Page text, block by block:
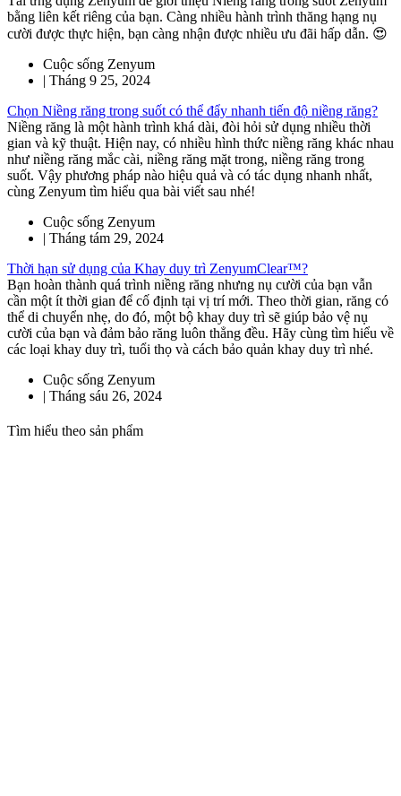
bằng liên kết riêng của bạn. Càng nhiều hành trình thăng hạng nụ
cười được thực hiện, bạn càng nhận được nhiều ưu đãi hấp dẫn. 😍
Cuộc sống Zenyum
| Tháng 9 25, 2024
Chọn Niềng răng trong suốt có thể đẩy nhanh tiến độ niềng răng?
Niềng răng là một hành trình khá dài, đòi hỏi sử dụng nhiều thời
gian và kỹ thuật. Hiện nay, có nhiều hình thức niềng răng khác nhau
như niềng răng mắc cài, niềng răng mặt trong, niềng răng trong
suốt. Vậy phương pháp nào hiệu quả và có tác dụng nhanh nhất,
cùng Zenyum tìm hiểu qua bài viết sau nhé!
Cuộc sống Zenyum
| Tháng tám 29, 2024
Thời hạn sử dụng của Khay duy trì ZenyumClear™?
Bạn hoàn thành quá trình niềng răng nhưng nụ cười của bạn vẫn
cần một ít thời gian để cố định tại vị trí mới. Theo thời gian, răng có
thể di chuyển nhẹ, do đó, một bộ khay duy trì sẽ giúp bảo vệ nụ
cười của bạn và đảm bảo răng luôn thẳng đều. Hãy cùng tìm hiểu về
các loại khay duy trì, tuổi thọ và cách bảo quản khay duy trì nhé.
Cuộc sống Zenyum
| Tháng sáu 26, 2024
Tìm hiểu theo sản phẩm